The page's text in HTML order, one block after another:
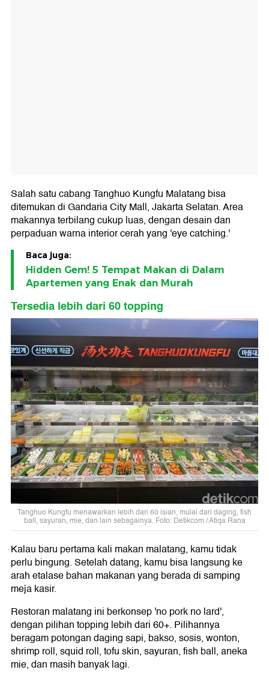
Salah satu cabang Tanghuo Kungfu Malatang bisa
ditemukan di Gandaria City Mall, Jakarta Selatan. Area
makannya terbilang cukup luas, dengan desain dan
perpaduan warna interior cerah yang 'eye catching.'
Baca juga:
Hidden Gem! 5 Tempat Makan di Dalam
Apartemen yang Enak dan Murah
Tersedia lebih dari 60 topping
Tanghuo Kungfu menawarkan lebih dari 60 isian, mulai dari daging, fish
ball, sayuran, mie, dan lain sebagainya. Foto: Detikcom / Atiqa Rana
Kalau baru pertama kali makan malatang, kamu tidak
perlu bingung. Setelah datang, kamu bisa langsung ke
arah etalase bahan makanan yang berada di samping
meja kasir.
Restoran malatang ini berkonsep 'no pork no lard',
dengan pilihan topping lebih dari 60+. Pilihannya
beragam potongan daging sapi, bakso, sosis, wonton,
shrimp roll, squid roll, tofu skin, sayuran, fish ball, aneka
mie, dan masih banyak lagi.